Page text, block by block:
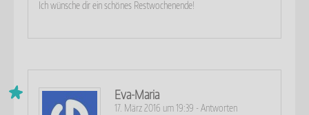
Ich wünsche dir ein schönes Restwochenende!
Eva-Maria
17. März 2016 um 19:39 - Antworten